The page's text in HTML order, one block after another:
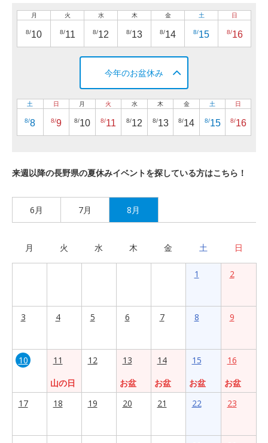
月
8/10
火
8/11
水
8/12
木
8/13
金
8/14
土
8/15
日
8/16
今年のお盆休み
土
8/8
日
8/9
月
8/10
火
8/11
水
8/12
木
8/13
金
8/14
土
8/15
日
8/16
来週以降の長野県の夏休みイベントを探している方はこちら！
6月 7月 8月
月 火 水 木 金 土 日
1 2
3 4 5 6 7 8 9
10
11
山の日
12
13
お盆
14
お盆
15
お盆
16
お盆
17
18 19 20 21 22 23